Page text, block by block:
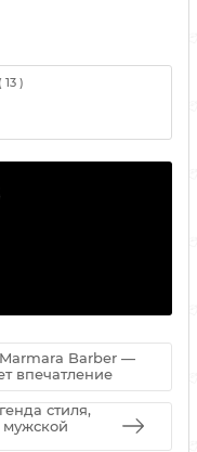
( 13 )
Barber —
впечатление
стиля,